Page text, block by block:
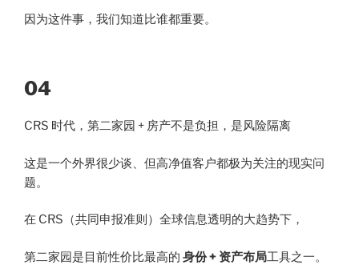
因为这件事，我们知道比谁都重要。
04
CRS 时代，第二家园 + 房产不是负担，是风险隔离
这是一个外界很少谈、但高净值客户都极为关注的现实问
题。
在 CRS（共同申报准则）全球信息透明的大趋势下，
第二家园是目前性价比最高的 身份 + 资产布局工具之一。